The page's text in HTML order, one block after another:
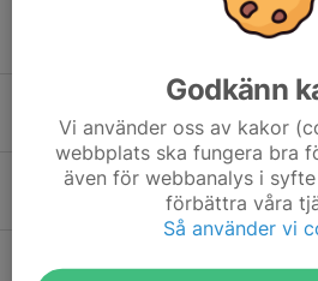
Ida Kapidzic klar för 2026
Ida Kapidzic klar för 2026
17 mar, 15:11 0
Sara Carlsson klar för 2026
17 mar, 15:08 0
Godkänn
Vi använder oss av kakor
webbplats ska fungera bra
även för webbanalys i
förbättra våra
Så använder vi